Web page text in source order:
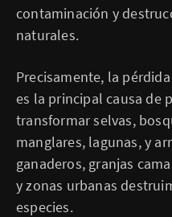
contaminación y
naturales.
Precisamente, la
es la principal causa de
transformar selvas,
manglares, lagunas, y
ganaderos, granjas
y zonas urbanas
especies.